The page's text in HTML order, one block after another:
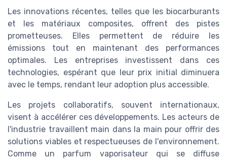
Les innovations récentes, telles que les biocarburants
et les matériaux composites, offrent des pistes
prometteuses. Elles permettent de réduire les
émissions tout en maintenant des performances
optimales. Les entreprises investissent dans ces
technologies, espérant que leur prix initial diminuera
avec le temps, rendant leur adoption plus accessible.
Les projets collaboratifs, souvent internationaux,
visent à accélérer ces développements. Les acteurs de
l'industrie travaillent main dans la main pour offrir des
solutions viables et respectueuses de l'environnement.
Comme un parfum vaporisateur qui se diffuse